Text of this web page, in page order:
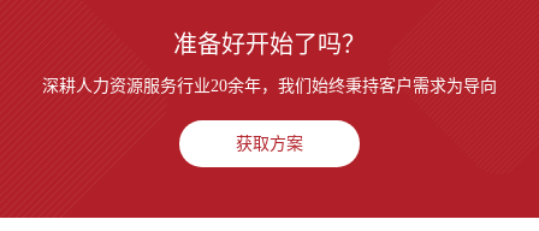
准备好开始了吗？
深耕人力资源服务行业20余年，我们始终秉持客户需求为导向
获取方案